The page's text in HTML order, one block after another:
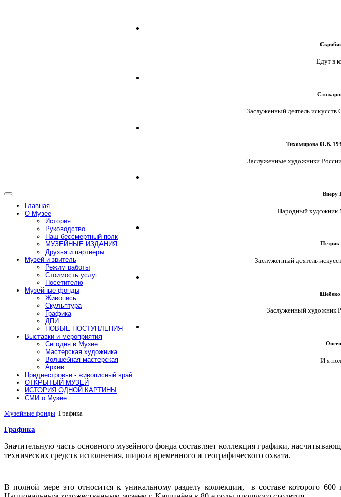
Едут в
Заслуженный деятель
Тихомирова О.В.
Заслуженные художники
Виеру
Народный художник
Петрик
Заслуженный деятель
Шебеко
Заслуженный художник
И я
Главная
О Музее
История
Руководство
Наш бессмертный полк
МУЗЕЙНЫЕ ИЗДАНИЯ
Друзья и партнеры
Музей и зритель
Режим работы
Стоимость услуг
Посетителю
Музейные фонды
Живопись
Скульптура
Графика
ДПИ
НОВЫЕ ПОСТУПЛЕНИЯ
Выставки и мероприятия
Сегодня в Музее
Мастерская художника
Волшебная мастерская
Архив
Приднестровье - живописный край
ОТКРЫТЫЙ МУЗЕЙ
ИСТОРИЯ ОДНОЙ КАРТИНЫ
СМИ о Музее
Музейные фонды Графика
Графика
Значительную часть основного музейного фонда составляет коллекция графики,
технических средств исполнения, широта временного и географического охвата.
В полной мере это относится к уникальному разделу коллекции, в составе которого